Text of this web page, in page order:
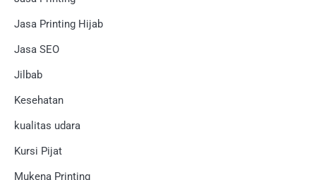
Jasa Printing Hijab
Jasa SEO
Jilbab
Kesehatan
kualitas udara
Kursi Pijat
Mukena Printing